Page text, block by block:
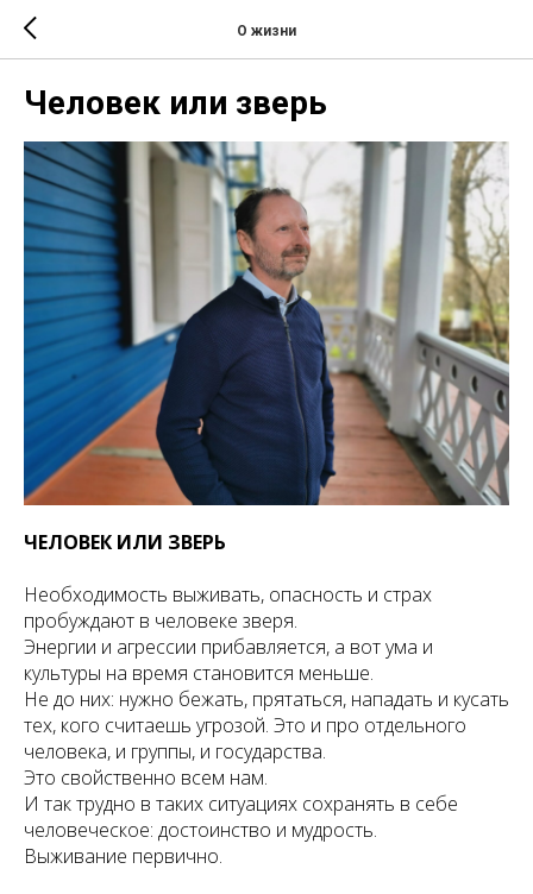
О жизни
Человек или зверь
ЧЕЛОВЕК ИЛИ ЗВЕРЬ
Необходимость выживать, опасность и страх
пробуждают в человеке зверя.
Энергии и агрессии прибавляется, а вот ума и
культуры на время становится меньше.
Не до них: нужно бежать, прятаться, нападать и кусать
тех, кого считаешь угрозой. Это и про отдельного
человека, и группы, и государства.
Это свойственно всем нам.
И так трудно в таких ситуациях сохранять в себе
человеческое: достоинство и мудрость.
Выживание первично.